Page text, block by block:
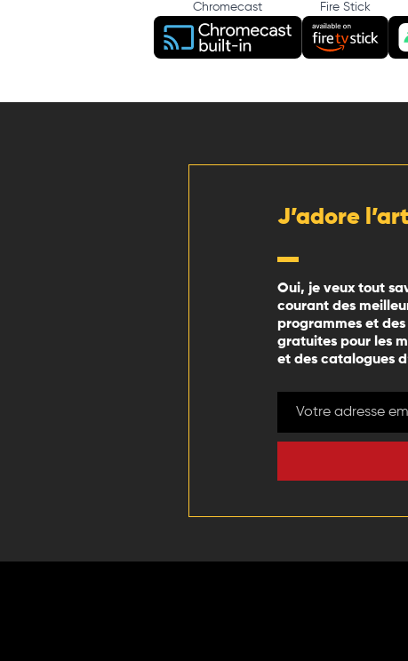
Chromecast Fire Stick
J’adore
Oui, je veux tout
courant des
programmes et
gratuites pour les
et des catalogues